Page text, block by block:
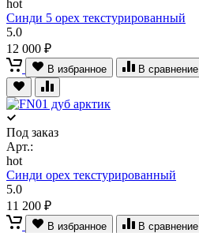
hot
Синди 5 орех текстурированный
5.0
12 000 ₽
В избранное В сравнение
Под заказ
Арт.:
hot
Синди орех текстурированный
5.0
11 200 ₽
В избранное В сравнение